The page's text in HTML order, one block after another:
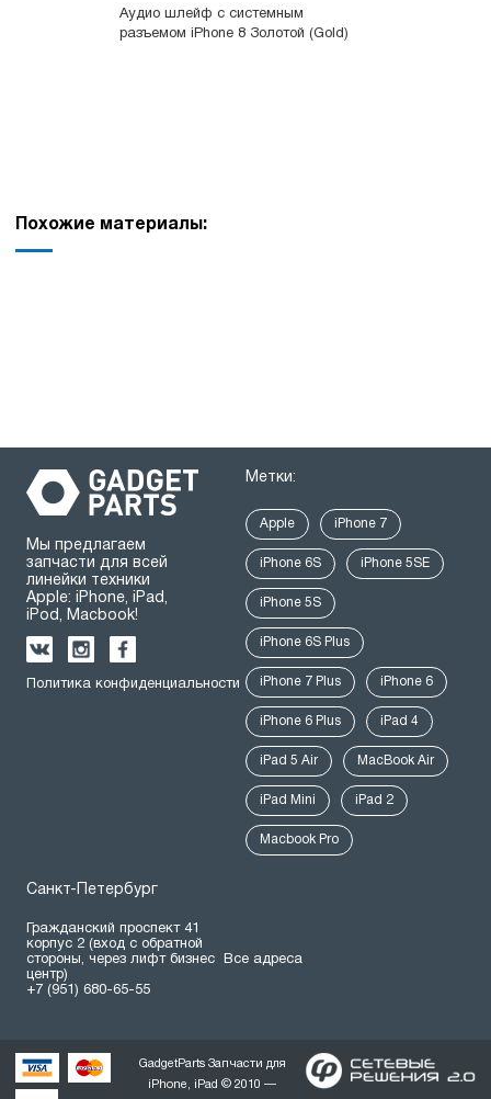
Аудио шлейф с системным
разъемом iPhone 8 Золотой (Gold)
Похожие материалы:
Мы предлагаем
запчасти для всей
линейки техники
Apple: iPhone, iPad,
iPod, Macbook!
Политика конфиденциальности
Метки:
Apple iPhone 7
iPhone 6S iPhone 5SE
iPhone 5S
iPhone 6S Plus
iPhone 7 Plus iPhone 6
iPhone 6 Plus iPad 4
iPad 5 Air MacBook Air
iPad Mini iPad 2
Macbook Pro
Санкт-Петербург
Гражданский проспект 41
корпус 2 (вход с обратной
стороны, через лифт бизнес
центр)
+7 (951) 680-65-55
Все адреса
GadgetParts Запчасти для
iPhone, iPad © 2010 —